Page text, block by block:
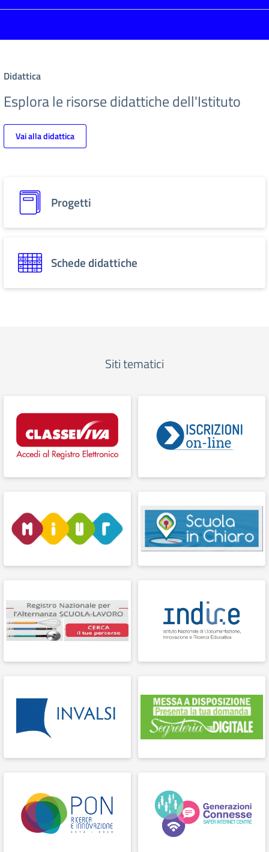
Didattica
Esplora le risorse didattiche dell'Istituto
Vai alla didattica
Progetti
Schede didattiche
Siti tematici